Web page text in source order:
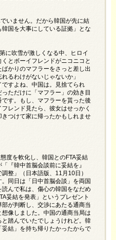
いません。だから韓国が先に結
国を大事にしている証拠」とな
に吹雪が激しくなる中、ヒロイ
とボーイフレンドがニコニコと
かりのマフラーをさっと差し出
るわけがないじゃないか」
すよね、中国は。見捨てられ
ただけに「マフラー」の効き目
す。もし、マフラーを貰った後
レンド見たら、彼女はせっかく
つけて家に帰ったかもしれませ
度を軟化し、韓国とのFTA妥結
『韓中首脳会談前に妥結を』
整」（日本語版、11月10日）
同日は「日中首脳会談」を両国
んで私は、傷心の韓国をなだめ
妥結を発表」というプレゼント
が判断し、交渉にあたる通商当
像しました。中国の通商当局は
踏んでいたでしょうけれど。韓
結」を持ち帰りたかったからで